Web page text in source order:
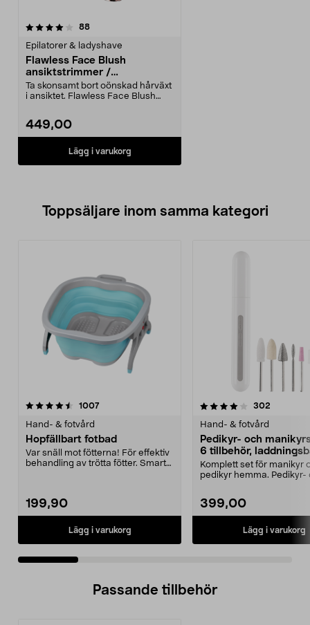
88recensioner
Epilatorer & ladyshave
Flawless Face Blush
ansiktstrimmer /
hårborttagare, batteridriven
Ta skonsamt bort oönskad hårväxt
i ansiktet. Flawless Face Blush
449,00
Lägg i varukorg
Toppsäljare inom samma kategori
1007recensioner
Hand- & fotvård
Hopfällbart fotbad
Var snäll mot fötterna! För effektiv
behandling av trötta fötter. Smart
199,90
Lägg i varukorg
4.0 av 5 stjärnor 302
Hand- & fotvård
Pedikyr- och
6 tillbehör,
Komplett set för manikyr
pedikyr hemma. Pedikyr-
399,00
Lägg i varukorg
4.0 av 5 stjärnor
Passande tillbehör